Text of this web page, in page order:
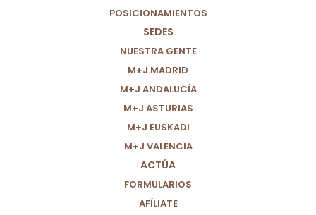
POSICIONAMIENTOS
SEDES
NUESTRA GENTE
M+J MADRID
M+J ANDALUCÍA
M+J ASTURIAS
M+J EUSKADI
M+J VALENCIA
ACTÚA
FORMULARIOS
AFÍLIATE
Pobreza